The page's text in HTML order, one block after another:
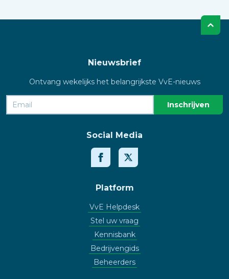
Nieuwsbrief
Ontvang wekelijks het belangrijkste VvE-nieuws
Social Media
Platform
VvE Helpdesk
Stel uw vraag
Kennisbank
Bedrijvengids
Beheerders